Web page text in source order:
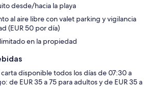
desde/hacia la playa
al aire libre con valet parking y vigilancia
(EUR 50 por día)
en la propiedad
carta disponible todos los días de 07:30 a
de EUR 35 a 75 para adultos y de EUR 35 a